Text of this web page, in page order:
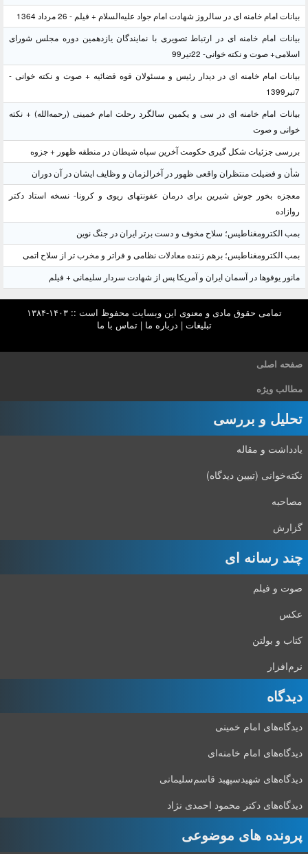
بیانات امام خامنه ای در سالروز شهادت امام جواد علیه‌السلام + فیلم - 26 مرداد 1364
بیانات امام خامنه ای در ارتباط تصویری با نمایندگان یازدهمین دوره مجلس شورای
اسلامی+ صوت و نکته خوانی- 22تیر99
بیانات امام خامنه ای در دیدار رئیس و مسئولان قوه قضائیه + صوت و نکته خوانی -
7تیر1399
بیانات امام خامنه ای در سی و یکمین سالگرد رحلت امام خمینی (رحمه‌الله) + نکته
خوانی و صوت
بررسی جزئیات شکل گیری حکومت آخرین سپاه شیطان در منطقه ظهور + جزوه
شأن و فضیلت منتظران واقعی ظهور در آخرالزمان و وظایف ایشان در آن دوران
معجزه بخور جوش شیرین برای درمان عفونتهای ریوی و کرونا- نسخه استاد دکتر
روازاده
بمب الکترومغناطیس؛ سلاح مخوف و دست برتر ایران در جنگ نوین
بمب الکترومغناطیس؛ برهم زننده معادلات نظامی و فراتر و مخرب تر از سلاح اتمی
مانور یوفوها در آسمان ایران و آمریکا پس از شهادت سردار سلیمانی + فیلم
تمامی حقوق مادی و معنوی این وبسایت محفوظ است :: ۱۴۰۳-۱۳۸۴
تبلیغات | درباره ما |تماس با ما
صفحه اصلی
مطالب ویژه
تحلیل و بررسی
یادداشت و مقاله
نکته‌خوانی (تبیین دیدگاه)
مصاحبه
گزارش
چند رسانه ای
صوت و فیلم
عکس
کتاب و بولتن
نرم‌افزار
دیدگاه‌
دیدگاه‌های امام خمینی
دیدگاه‌های امام خامنه‌ای
دیدگاه‌های شهید‌سپهبد قاسم‌سلیمانی
دیدگاه‌های دکتر محمود احمدی نژاد
پرونده های موضوعی